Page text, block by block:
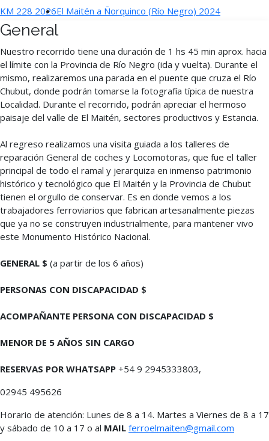
KM 228 2026El Maitén a Ñorquinco (Río Negro) 2024
General
Nuestro recorrido tiene una duración de 1 hs 45 min aprox. hacia
el límite con la Provincia de Río Negro (ida y vuelta). Durante el
mismo, realizaremos una parada en el puente que cruza el Río
Chubut, donde podrán tomarse la fotografía típica de nuestra
Localidad. Durante el recorrido, podrán apreciar el hermoso
paisaje del valle de El Maitén, sectores productivos y Estancia.
Al regreso realizamos una visita guiada a los talleres de
reparación General de coches y Locomotoras, que fue el taller
principal de todo el ramal y jerarquiza en inmenso patrimonio
histórico y tecnológico que El Maitén y la Provincia de Chubut
tienen el orgullo de conservar. Es en donde vemos a los
trabajadores ferroviarios que fabrican artesanalmente piezas
que ya no se construyen industrialmente, para mantener vivo
este Monumento Histórico Nacional.
GENERAL $ (a partir de los 6 años)
PERSONAS CON DISCAPACIDAD $
ACOMPAÑANTE PERSONA CON DISCAPACIDAD $
MENOR DE 5 AÑOS SIN CARGO
RESERVAS POR WHATSAPP +54 9 2945333803,
02945 495626
Horario de atención: Lunes de 8 a 14. Martes a Viernes de 8 a 17
y sábado de 10 a 17 o al MAIL ferroelmaiten@gmail.com